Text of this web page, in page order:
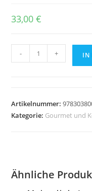
33,00€
hay
in
balance
- + IN
Artikelnummer:
Kategorie: Gourmet und
Ähnliche